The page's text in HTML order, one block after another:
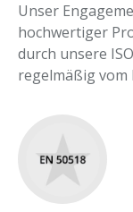
Unser
hochwertiger
durch unsere
regelmäßig vom